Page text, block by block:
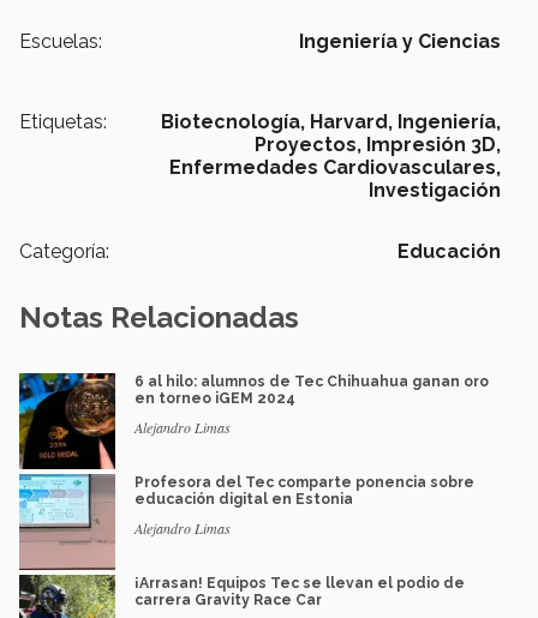
Escuelas: Ingeniería y Ciencias
Etiquetas: Biotecnología, Harvard, Ingeniería,
Proyectos, Impresión 3D,
Enfermedades Cardiovasculares,
Investigación
Categoría: Educación
Notas Relacionadas
6 al hilo: alumnos de Tec Chihuahua ganan oro
en torneo iGEM 2024
Alejandro Limas
Profesora del Tec comparte ponencia sobre
educación digital en Estonia
Alejandro Limas
¡Arrasan! Equipos Tec se llevan el podio de
carrera Gravity Race Car